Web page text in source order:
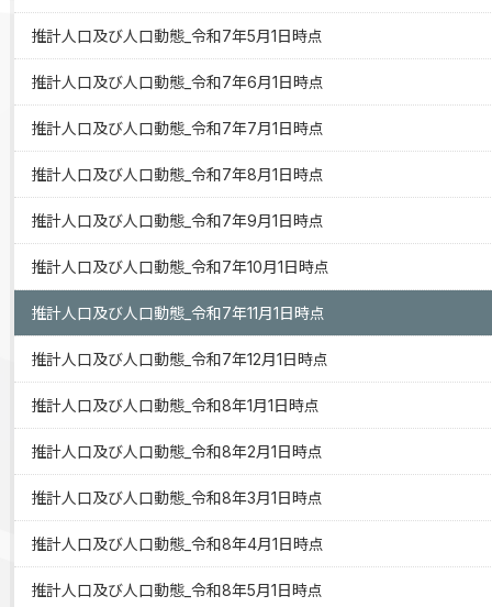
推計人口及び人口動態_令和7年5月1日時点
推計人口及び人口動態_令和7年6月1日時点
推計人口及び人口動態_令和7年7月1日時点
推計人口及び人口動態_令和7年8月1日時点
推計人口及び人口動態_令和7年9月1日時点
推計人口及び人口動態_令和7年10月1日時点
推計人口及び人口動態_令和7年11月1日時点
推計人口及び人口動態_令和7年12月1日時点
推計人口及び人口動態_令和8年1月1日時点
推計人口及び人口動態_令和8年2月1日時点
推計人口及び人口動態_令和8年3月1日時点
推計人口及び人口動態_令和8年4月1日時点
推計人口及び人口動態_令和8年5月1日時点